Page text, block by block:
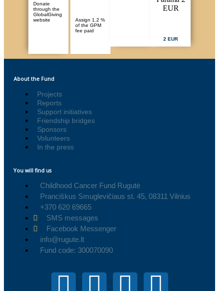
Donate
through the
GlobalGiving
website
Assign 1.2 %
of the GPM
fee paid
2 EUR
About the Fund
Projects
Reports
Support initiatives
Friendship bridges
Sponsors
Volunteers
In the press
You will find us
Childhood Cancer Fund Rugutė
Pranciškus Smuglevičiaus st. 45, 08311 Vilnius
+370 620 69665
SMS messages
Facebook Messenger
info@rugute.lt
Fund code: 300070090